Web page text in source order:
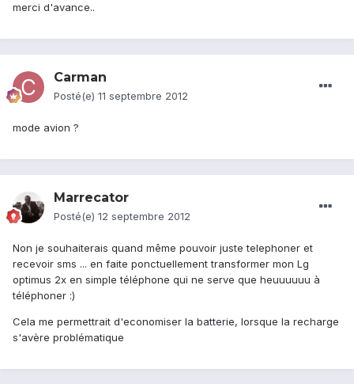
merci d'avance..
Carman
Posté(e) 11 septembre 2012
mode avion ?
Marrecator
Posté(e) 12 septembre 2012
Non je souhaiterais quand même pouvoir juste telephoner et
recevoir sms ... en faite ponctuellement transformer mon Lg
optimus 2x en simple téléphone qui ne serve que heuuuuuu à
téléphoner :)
Cela me permettrait d'economiser la batterie, lorsque la recharge
s'avère problématique